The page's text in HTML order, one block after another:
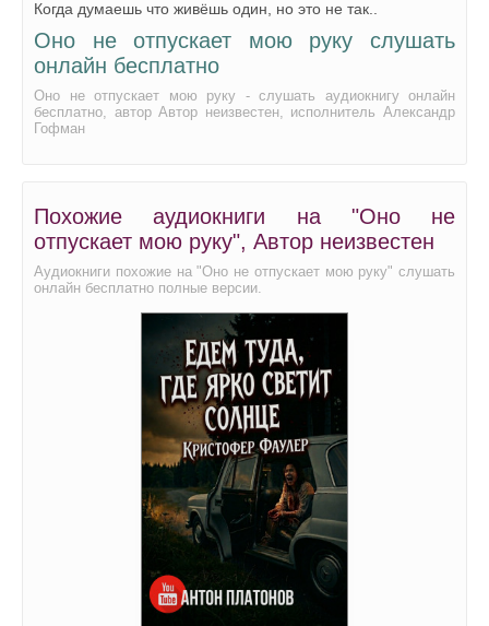
Когда думаешь что живёшь один, но это не так..
Оно не отпускает мою руку слушать
онлайн бесплатно
Оно не отпускает мою руку - слушать аудиокнигу онлайн
бесплатно, автор Автор неизвестен, исполнитель Александр
Гофман
Похожие аудиокниги на "Оно не
отпускает мою руку", Автор неизвестен
Аудиокниги похожие на "Оно не отпускает мою руку" слушать
онлайн бесплатно полные версии.